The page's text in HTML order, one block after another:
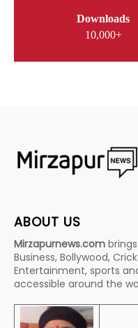
Downloads
10,000+
ABOUT US
Mirzapurnews.com
Business, Bollywood,
Entertainment, sports
accessible around the